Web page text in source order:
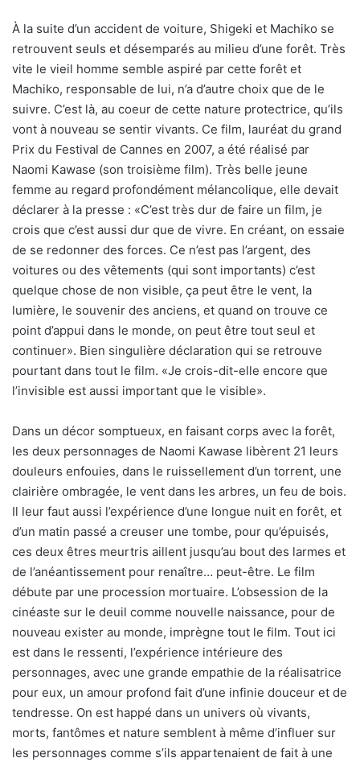
À la suite d’un accident de voiture, Shigeki et Machiko se
retrouvent seuls et désemparés au milieu d’une forêt. Très
vite le vieil homme semble aspiré par cette forêt et
Machiko, responsable de lui, n’a d’autre choix que de le
suivre. C’est là, au coeur de cette nature protectrice, qu’ils
vont à nouveau se sentir vivants. Ce film, lauréat du grand
Prix du Festival de Cannes en 2007, a été réalisé par
Naomi Kawase (son troisième film). Très belle jeune
femme au regard profondément mélancolique, elle devait
déclarer à la presse : «C’est très dur de faire un film, je
crois que c’est aussi dur que de vivre. En créant, on essaie
de se redonner des forces. Ce n’est pas l’argent, des
voitures ou des vêtements (qui sont importants) c’est
quelque chose de non visible, ça peut être le vent, la
lumière, le souvenir des anciens, et quand on trouve ce
point d’appui dans le monde, on peut être tout seul et
continuer». Bien singulière déclaration qui se retrouve
pourtant dans tout le film. «Je crois-dit-elle encore que
l’invisible est aussi important que le visible».
Dans un décor somptueux, en faisant corps avec la forêt,
les deux personnages de Naomi Kawase libèrent 21 leurs
douleurs enfouies, dans le ruissellement d’un torrent, une
clairière ombragée, le vent dans les arbres, un feu de bois.
Il leur faut aussi l’expérience d’une longue nuit en forêt, et
d’un matin passé a creuser une tombe, pour qu’épuisés,
ces deux êtres meurtris aillent jusqu’au bout des larmes et
de l’anéantissement pour renaître… peut-être. Le film
débute par une procession mortuaire. L’obsession de la
cinéaste sur le deuil comme nouvelle naissance, pour de
nouveau exister au monde, imprègne tout le film. Tout ici
est dans le ressenti, l’expérience intérieure des
personnages, avec une grande empathie de la réalisatrice
pour eux, un amour profond fait d’une infinie douceur et de
tendresse. On est happé dans un univers où vivants,
morts, fantômes et nature semblent à même d’influer sur
les personnages comme s’ils appartenaient de fait à une